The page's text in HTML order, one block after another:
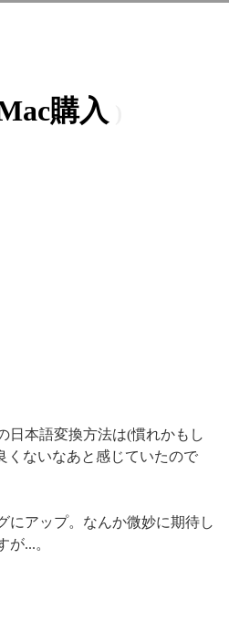
購入
日本語変換方法は(慣れかもし
くないなあと感じていたので
にアップ。なんか微妙に期待し
...。